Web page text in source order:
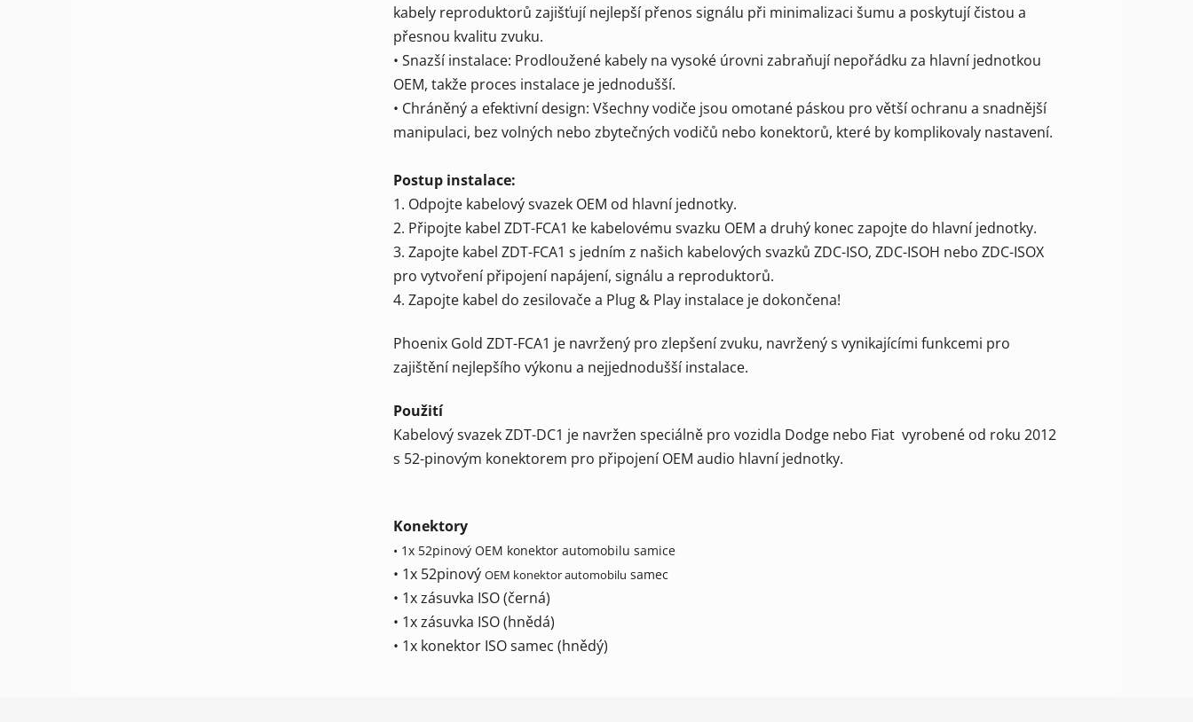
kabely reproduktorů zajišťují nejlepší přenos signálu při minimalizaci šumu a poskytují čistou a
přesnou kvalitu zvuku.
• Snazší instalace: Prodloužené kabely na vysoké úrovni zabraňují nepořádku za hlavní jednotkou
OEM, takže proces instalace je jednodušší.
• Chráněný a efektivní design: Všechny vodiče jsou omotané páskou pro větší ochranu a snadnější
manipulaci, bez volných nebo zbytečných vodičů nebo konektorů, které by komplikovaly nastavení.
Postup instalace:
1. Odpojte kabelový svazek OEM od hlavní jednotky.
2. Připojte kabel ZDT-FCA1 ke kabelovému svazku OEM a druhý konec zapojte do hlavní jednotky.
3. Zapojte kabel ZDT-FCA1 s jedním z našich kabelových svazků ZDC-ISO, ZDC-ISOH nebo ZDC-ISOX
pro vytvoření připojení napájení, signálu a reproduktorů.
4. Zapojte kabel do zesilovače a Plug & Play instalace je dokončena!
Phoenix Gold ZDT-FCA1 je navržený pro zlepšení zvuku, navržený s vynikajícími funkcemi pro
zajištění nejlepšího výkonu a nejjednodušší instalace.
Použití
Kabelový svazek ZDT-DC1 je navržen speciálně pro vozidla Dodge nebo Fiat vyrobené od roku 2012
s 52-pinovým konektorem pro připojení OEM audio hlavní jednotky.
Konektory
• 1x 52pinový OEM konektor automobilu samice
• 1x 52pinový OEM konektor automobilu samec
• 1x zásuvka ISO (černá)
• 1x zásuvka ISO (hnědá)
• 1x konektor ISO samec (hnědý)